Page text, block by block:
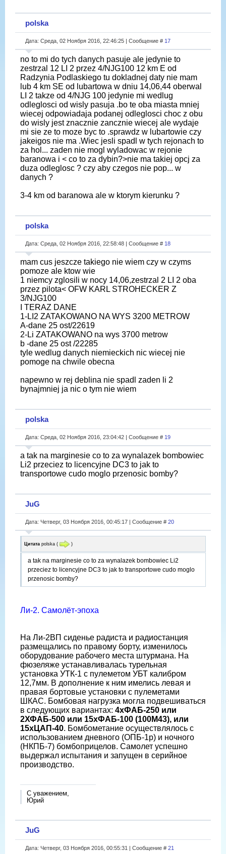
polska
Дата: Среда, 02 Ноября 2016, 22:46:25 | Сообщение # 17
no to mi do tych danych pasuje ale jedynie to
zestrzal 12 LI 2 przez 4/NJG100 12 km E od
Radzynia Podlaskiego tu dokladnej daty nie mam
lub 4 km SE od lubartowa w dniu 14,06,44 oberwal
LI 2 takze od 4/NJG 100 jedynie mi wedlug
odleglosci od wisly pasuja .bo te oba miasta mniej
wiecej odpowiadaja podanej odleglosci choc z obu
do wisly jest znacznie zancznie wiecej ale wydaje
mi sie ze to moze byc to .sprawdz w lubartowie czy
jakeigos nie ma .Wiec jesli spadl w tych rejonach to
za hol... zaden nie mogl wyladowac w rejonie
baranowa i < co to za dybin?>nie ma takiej opcj za
duza odleglosc ? czy aby czegos nie pop... w
danych ?
3-4 km od baranowa ale w ktorym kierunku ?
polska
Дата: Среда, 02 Ноября 2016, 22:58:48 | Сообщение # 18
mam cus jeszcze takiego nie wiem czy w czyms
pomoze ale ktow wie
1 niemcy zglosili w nocy 14,06,zestrzal 2 LI 2 oba
przez pilota< OFW KARL STROHECKER Z
3/NJG100
I TERAZ DANE
1-LI2 ZATAKOWANO NA WYS 3200 METROW
A-dane 25 ost/22619
2-Li ZATAKOWANO na wys 3700 metrow
b -dane 25 ost /22285
tyle wedlug danych niemieckich nic wiecej nie
pomoge na chwile obecna
napewno w rej deblina nie spadl zaden li 2
bynajmniej ja nic o tym nie wiem
polska
Дата: Среда, 02 Ноября 2016, 23:04:42 | Сообщение # 19
a tak na marginesie co to za wynalazek bombowiec
Li2 przeciez to licencyjne DC3 to jak to
transportowe cudo moglo przenosic bomby?
JuG
Дата: Четверг, 03 Ноября 2016, 00:45:17 | Сообщение # 20
Цитата polska ( )
a tak na marginesie co to za wynalazek bombowiec Li2
przeciez to licencyjne DC3 to jak to transportowe cudo moglo
przenosic bomby?
Ли-2. Самолёт-эпоха
На Ли-2ВП сиденье радиста и радиостанция
размещались по правому борту, изменилось
оборудование рабочего места штурмана. На
фюзеляже устанавливалась турельная
установка УТК-1 с пулеметом УБТ калибром
12,7мм. В дополнение к ним имелись левая и
правая бортовые установки с пулеметами
ШКАС. Бомбовая нагрузка могла подвешиваться
в следующих вариантах: 4хФАБ-250 или
2ХФАБ-500 или 15хФАБ-100 (100М43), или
15хЦАП-40. Бомбометание осуществлялось с
использованием дневного (ОПБ-1р) и ночного
(НКПБ-7) бомбоприцелов. Самолет успешно
выдержал испытания и запущен в серийное
производство.
С уважением,
Юрий
JuG
Дата: Четверг, 03 Ноября 2016, 00:55:31 | Сообщение # 21